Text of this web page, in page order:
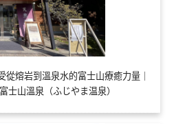
熔岩到溫泉水的富士山療癒力量｜
士山溫泉（ふじやま温泉）